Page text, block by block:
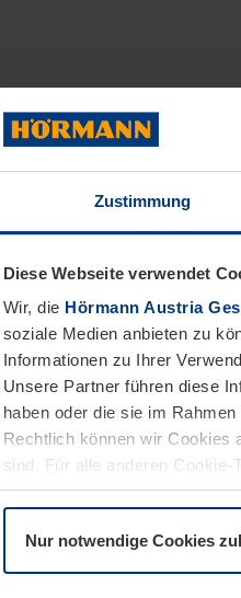
Zustimmung
Diese Webseite verwendet
Wir, die Hörmann Austria
soziale Medien anbieten zu
Informationen zu Ihrer
Unsere Partner führen diese
haben oder die sie im
Rechtlich können wir Cookies
sind. Für alle anderen
Erläuterung auf der Seite
Nur notwendige Cookies